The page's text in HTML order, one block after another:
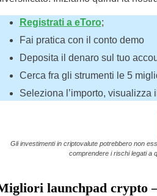
Registrati a eToro;
Fai pratica con il conto demo
Deposita il denaro sul tuo
Cerca fra gli strumenti le 5
Seleziona l’importo, visualizza
Gli investimenti in criptovalute potrebbero non
comprendere i rischi legati a
launchpad crypto